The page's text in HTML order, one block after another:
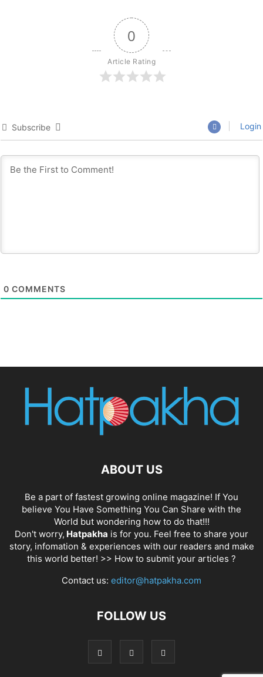
0
Article Rating
Subscribe Login
0 COMMENTS
ABOUT US
Be a part of fastest growing online magazine! If You
believe You Have Something You Can Share with the
World but wondering how to do that!!!
Don't worry, Hatpakha is for you. Feel free to share your
story, infomation & experiences with our readers and make
this world better! >> How to submit your articles ?
Contact us: editor@hatpakha.com
FOLLOW US